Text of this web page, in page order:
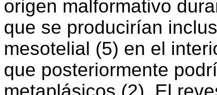
origen malformativo
que se producirían
mesotelial (5) en el
que posteriormente